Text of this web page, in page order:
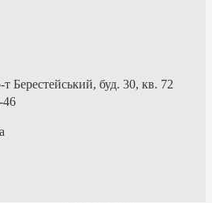
Берестейський, буд. 30, кв. 72
46